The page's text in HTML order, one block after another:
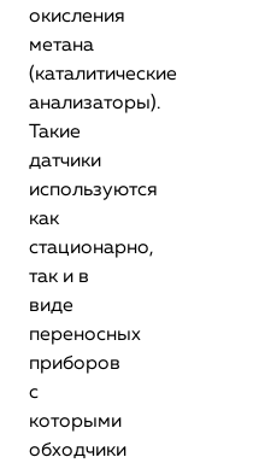
окисления
метана
(каталитические
анализаторы).
Такие
датчики
используются
как
стационарно,
так и в
виде
переносных
приборов
с
которыми
обходчики